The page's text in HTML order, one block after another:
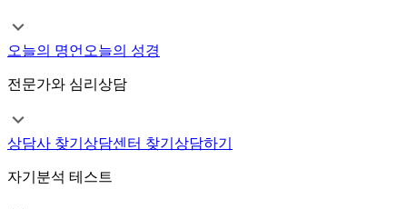
오늘의 명언 오늘의 성경
전문가와 심리상담
상담사 찾기 상담센터 찾기 상담하기
자기분석 테스트